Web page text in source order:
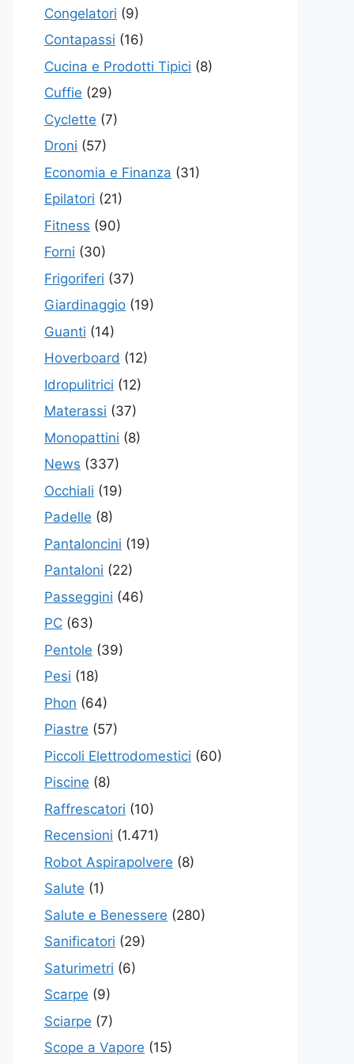
Congelatori (9)
Contapassi (16)
Cucina e Prodotti Tipici (8)
Cuffie (29)
Cyclette (7)
Droni (57)
Economia e Finanza (31)
Epilatori (21)
Fitness (90)
Forni (30)
Frigoriferi (37)
Giardinaggio (19)
Guanti (14)
Hoverboard (12)
Idropulitrici (12)
Materassi (37)
Monopattini (8)
News (337)
Occhiali (19)
Padelle (8)
Pantaloncini (19)
Pantaloni (22)
Passeggini (46)
PC (63)
Pentole (39)
Pesi (18)
Phon (64)
Piastre (57)
Piccoli Elettrodomestici (60)
Piscine (8)
Raffrescatori (10)
Recensioni (1.471)
Robot Aspirapolvere (8)
Salute (1)
Salute e Benessere (280)
Sanificatori (29)
Saturimetri (6)
Scarpe (9)
Sciarpe (7)
Scope a Vapore (15)